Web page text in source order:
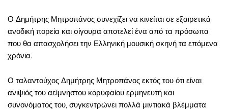
Ο Δημήτρης Μητροπάνος συνεχίζει να κινείται σε εξαιρετικά
ανοδική πορεία και σίγουρα αποτελεί ένα από τα πρόσωπα
που θα απασχολήσει την Ελληνική μουσική σκηνή τα επόμενα
χρόνια.
Ο ταλαντούχος Δημήτρης Μητροπάνος εκτός του ότι είναι
ανιψιός του αείμνηστου κορυφαίου ερμηνευτή και
συνονόματος του, συγκεντρώνει πολλά μιντιακά βλέμματα